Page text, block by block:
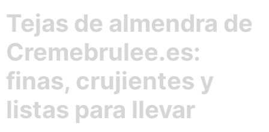
Tejas de almendra de
Cremebrulee.es:
finas, crujientes y
listas para llevar